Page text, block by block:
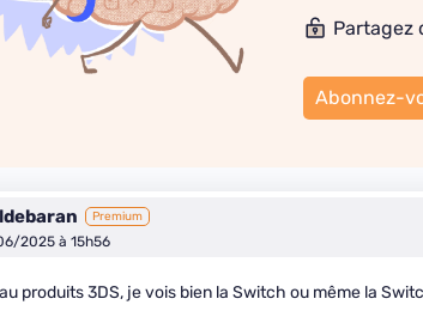
Partagez
Abonnez-
Premium
2025 à 15h56
produits 3DS, je vois bien la Switch ou même la